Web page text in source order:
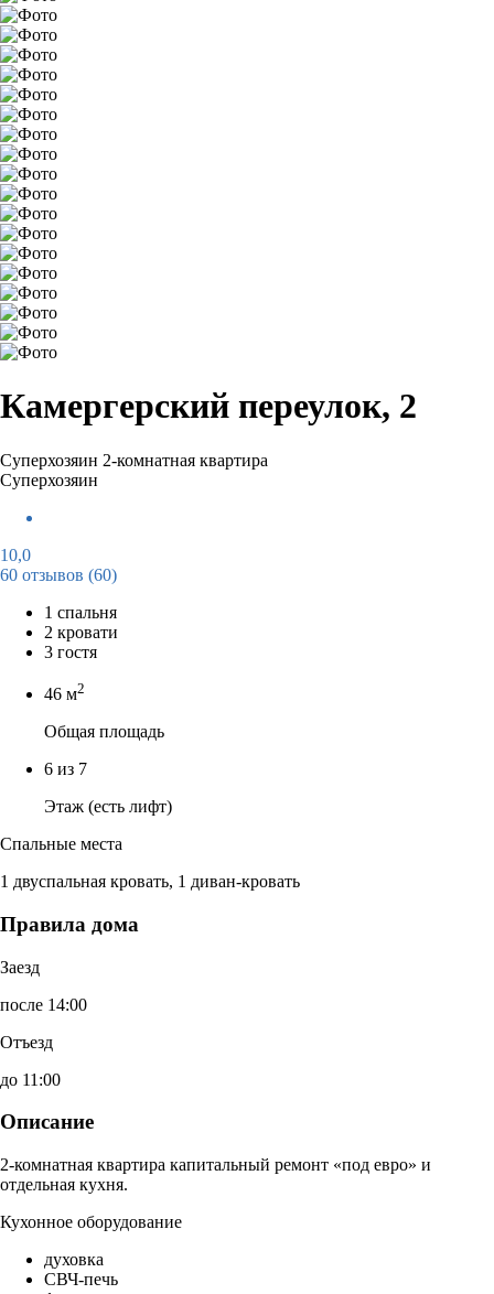
Камергерский переулок, 2
Суперхозяин 2-комнатная квартира
Суперхозяин
10,0
60 отзывов (60)
1 спальня
2 кровати
3 гостя
46 м2
Общая площадь
6 из 7
Этаж (есть лифт)
Спальные места
1 двуспальная кровать, 1 диван-кровать
Правила дома
Заезд
после 14:00
Отъезд
до 11:00
Описание
2-комнатная квартира капитальный ремонт «под евро» и
отдельная кухня.
Кухонное оборудование
духовка
СВЧ-печь